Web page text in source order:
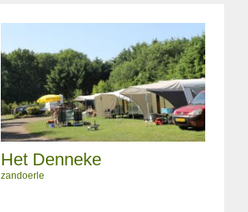
Het Denneke
zandoerle